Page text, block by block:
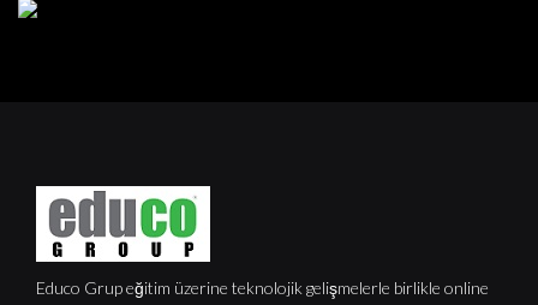
Educo Grup eğitim üzerine teknolojik gelişmelerle birlikle online